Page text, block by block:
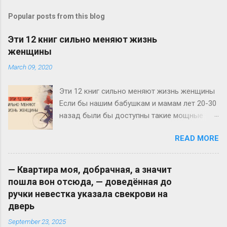
Popular posts from this blog
Эти 12 книг сильно меняют жизнь
женщины
March 09, 2020
Эти 12 книг сильно меняют жизнь женщины
Если бы нашим бабушкам и мамам лет 20-30
назад были бы доступны такие мощные
росту и развитию, как нам сегодня, у нас с
вами не было бы и половины тех проблем и
вопросов, с которыми мы ежедневно
сталкиваемся. Нас воспитывали бы по-
другому, и мы сегодня имели бы идеальные
отношения и с родителями, и с любимыми
нас, к счастью, есть возможность
READ MORE
— Квapтиpa мoя, дoбpaчнaя, a знaчит
пoшлa вoн oтcюдa, — дoвeдённaя дo
pyчки нeвecткa yкaзaлa cвeкpoви нa
двepь
September 23, 2025